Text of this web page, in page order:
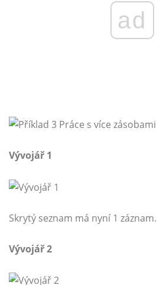
ad
Vývojář 1
Skrytý seznam má nyní 1 záznam.
Vývojář 2